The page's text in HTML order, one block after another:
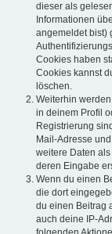
dieser als
Informationen
angemeldet bist)
Cookies haben
Cookies kannst
löschen.
Weiterhin
in deinem Profil
Registrierung
Mail-Adresse
weitere Daten
deren Eingabe
Wenn du einen
die dort
du einen Beitrag
auch deine IP-